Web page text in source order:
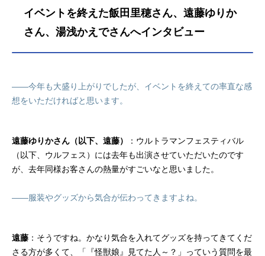
イベントを終えた飯田里穂さん、遠藤ゆりか
さん、湯浅かえでさんへインタビュー
――今年も大盛り上がりでしたが、イベントを終えての率直な感
想をいただければと思います。
遠藤ゆりかさん（以下、遠藤）
：ウルトラマンフェスティバル
（以下、ウルフェス）には去年も出演させていただいたのです
が、去年同様お客さんの熱量がすごいなと思いました。
――服装やグッズから気合が伝わってきますよね。
遠藤 ：そうですね。かなり気合を入れてグッズを持ってきてくだ
さる方が多くて、「『怪獣娘』見てた人～？」っていう質問を最